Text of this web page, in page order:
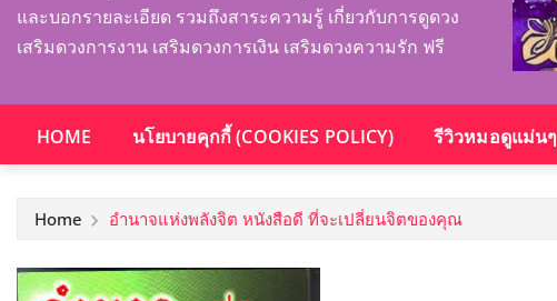
และบอกรายละเอียด รวมถึงสาระความรู้ เกี่ยวกับการดูดวง
เสริมดวงการงาน เสริมดวงการเงิน เสริมดวงความรัก ฟรี
HOME นโยบายคุกกี้ (COOKIES POLICY) รีวิวหมอดูแม่นๆ
Home อำนาจแห่งพลังจิต หนังสือดี ที่จะเปลี่ยนจิตของคุณ